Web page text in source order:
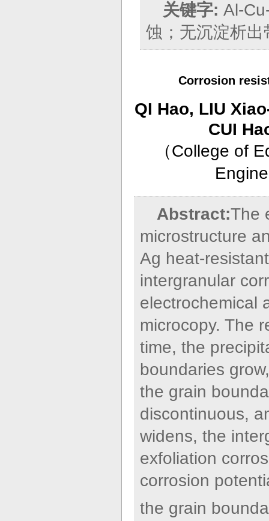
关键字: Al-
蚀；无沉淀析出
Corrosion
QI Hao, LIU
CUI
（College of
Abstract:The
microstructure
Ag heat-
intergranular
electrochemical
microcopy. The
time, the
boundaries
the grain
discontinuous,
widens, the
exfoliation
corrosion
the grain